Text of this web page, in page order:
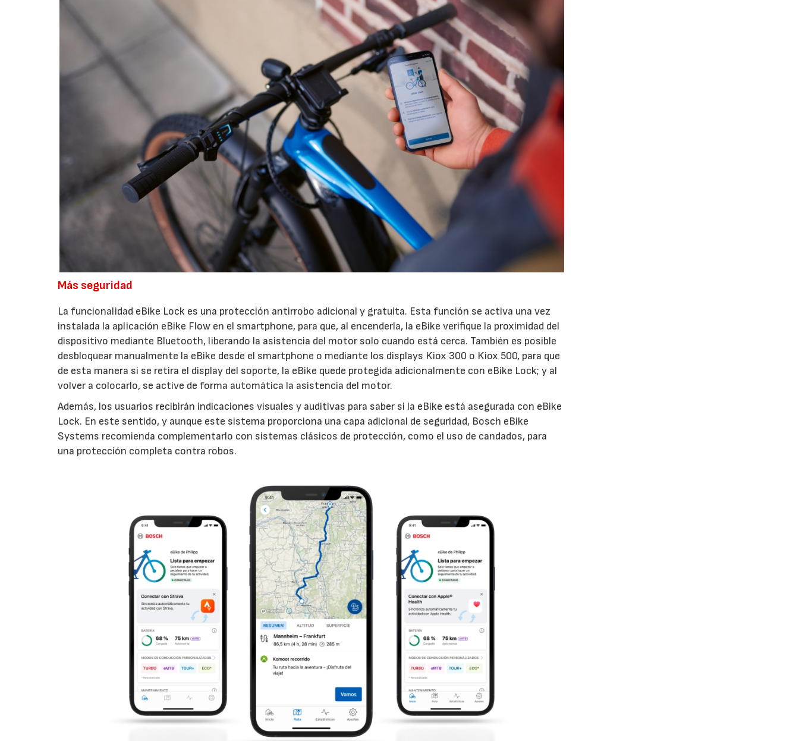
Más seguridad
La funcionalidad eBike Lock es una protección antirrobo adicional y gratuita. Esta función se activa una vez
instalada la aplicación eBike Flow en el smartphone, para que, al encenderla, la eBike verifique la proximidad del
dispositivo mediante Bluetooth, liberando la asistencia del motor solo cuando está cerca. También es posible
desbloquear manualmente la eBike desde el smartphone o mediante los displays Kiox 300 o Kiox 500, para que
de esta manera si se retira el display del soporte, la eBike quede protegida adicionalmente con eBike Lock; y al
volver a colocarlo, se active de forma automática la asistencia del motor.
Además, los usuarios recibirán indicaciones visuales y auditivas para saber si la eBike está asegurada con eBike
Lock. En este sentido, y aunque este sistema proporciona una capa adicional de seguridad, Bosch eBike
Systems recomienda complementarlo con sistemas clásicos de protección, como el uso de candados, para
una protección completa contra robos.